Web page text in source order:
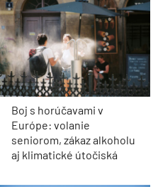
Boj s horúčavami v
Európe: volanie
seniorom, zákaz alkoholu
aj klimatické útočiská